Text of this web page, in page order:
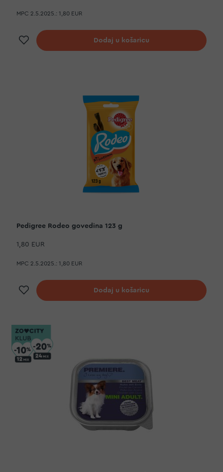
MPC 2.5.2025.: 1,80 EUR
Dodaj na listu želja
Dodaj u košaricu
Pedigree Rodeo govedina 123 g
1,80 EUR
MPC 2.5.2025.: 1,80 EUR
Dodaj na listu želja
Dodaj u košaricu